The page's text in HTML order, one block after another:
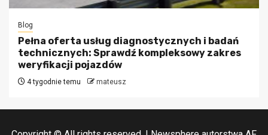
Blog
Pełna oferta usług diagnostycznych i badań
technicznych: Sprawdź kompleksowy zakres
weryfikacji pojazdów
4 tygodnie temu mateusz